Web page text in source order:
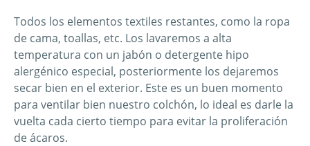
Todos los elementos textiles restantes, como la ropa
de cama, toallas, etc. Los lavaremos a alta
temperatura con un jabón o detergente hipo
alergénico especial, posteriormente los dejaremos
secar bien en el exterior. Este es un buen momento
para ventilar bien nuestro colchón, lo ideal es darle la
vuelta cada cierto tiempo para evitar la proliferación
de ácaros.